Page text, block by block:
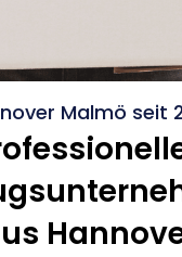
Malmö seit